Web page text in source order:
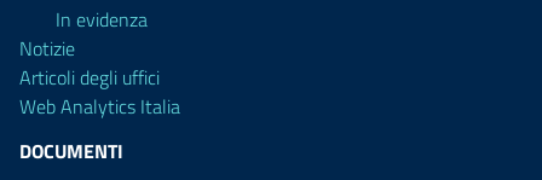
In evidenza
Notizie
Articoli degli uffici
Web Analytics Italia
DOCUMENTI